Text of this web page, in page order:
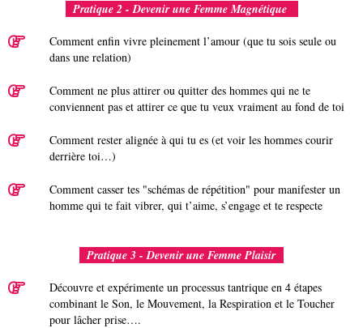
Pratique 2 - Devenir une Femme Magnétique
Comment enfin vivre pleinement l’amour (que tu sois seule ou
dans une relation)
Comment ne plus attirer ou quitter des hommes qui ne te
conviennent pas et attirer ce que tu veux vraiment au fond de toi
Comment rester alignée à qui tu es (et voir les hommes courir
derrière toi…)
Comment casser tes "schémas de répétition" pour manifester un
homme qui te fait vibrer, qui t’aime, s’engage et te respecte
Pratique 3 - Devenir une Femme Plaisir
Découvre et expérimente un processus tantrique en 4 étapes
combinant le Son, le Mouvement, la Respiration et le Toucher
pour lâcher prise….